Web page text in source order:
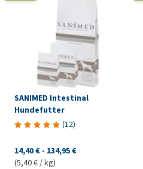
SANIMED Intestinal
Hundefutter
(12)
14,40 € - 134,95 €
(5,40 € / kg)